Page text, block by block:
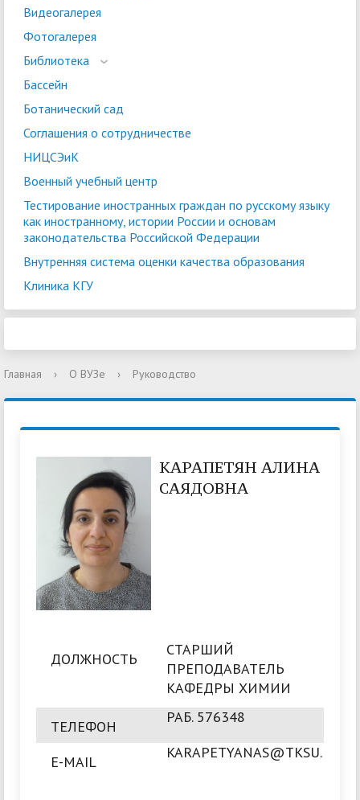
Видеогалерея
Фотогалерея
Библиотека
Бассейн
Ботанический сад
Соглашения о сотрудничестве
НИЦСЭиК
Военный учебный центр
Тестирование иностранных граждан по русскому языку
как иностранному, истории России и основам
законодательства Российской Федерации
Внутренняя система оценки качества образования
Клиника КГУ
Главная › О ВУЗе › Руководство
КАРАПЕТЯН АЛИНА
САЯДОВНА
ДОЛЖНОСТЬ
СТАРШИЙ
ПРЕПОДАВАТЕЛЬ
КАФЕДРЫ ХИМИИ
ТЕЛЕФОН
РАБ. 576348
E-MAIL
KARAPETYANAS@TKSU.RU